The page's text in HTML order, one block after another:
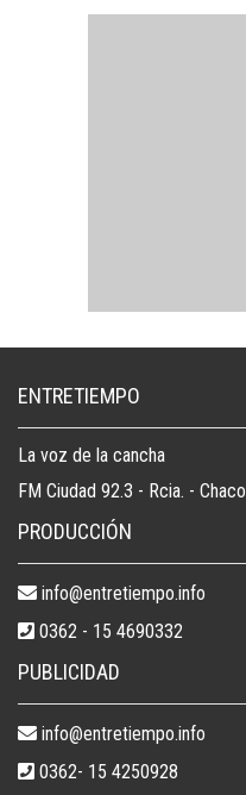
ENTRETIEMPO
La voz de la cancha
FM Ciudad 92.3 - Rcia. - Chaco
PRODUCCIÓN
info@entretiempo.info
0362 - 15 4690332
PUBLICIDAD
info@entretiempo.info
0362- 15 4250928